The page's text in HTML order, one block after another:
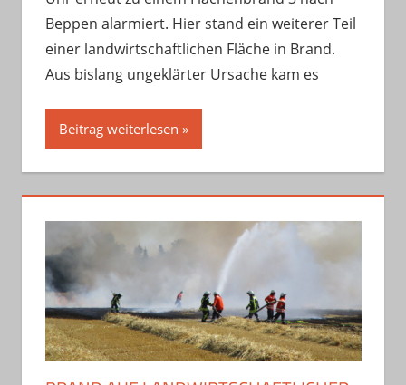
Beppen alarmiert. Hier stand ein weiterer Teil
einer landwirtschaftlichen Fläche in Brand.
Aus bislang ungeklärter Ursache kam es
Beitrag weiterlesen